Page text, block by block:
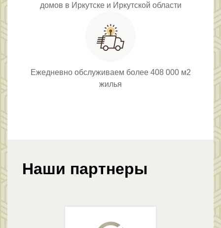
домов в Иркутске и Иркутской области
Ежедневно обслуживаем более 408 000 м2
жилья
Наши партнеры